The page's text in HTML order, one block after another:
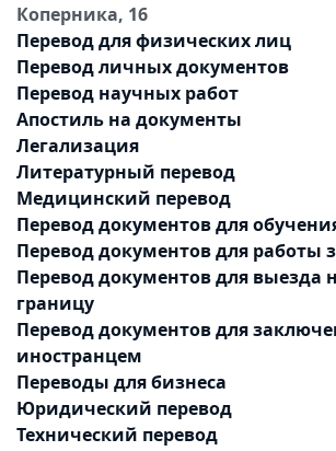
Коперника, 16
Перевод для физических лиц
Перевод личных документов
Перевод научных работ
Апостиль на документы
Легализация
Литературный перевод
Медицинский перевод
Перевод документов для
Перевод документов для работы
Перевод документов для выезда
границу
Перевод документов для
иностранцем
Переводы для бизнеса
Юридический перевод
Технический перевод